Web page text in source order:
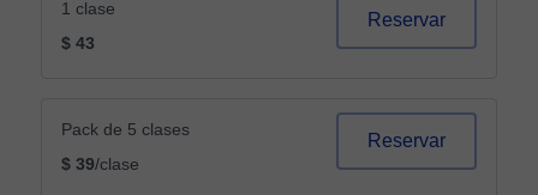
1 clase
$ 43
Reservar
Pack de 5 clases
$ 39/clase
Reservar